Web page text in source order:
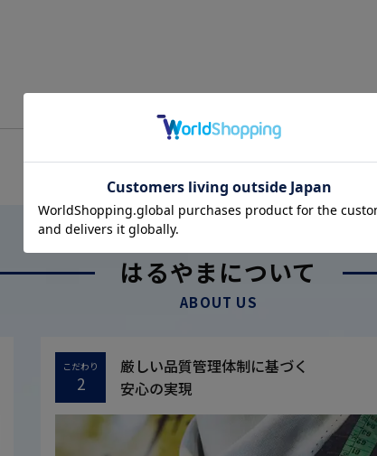
OFFICIAL SNS
はるやまについて
ABOUT US
こだわり
2
厳しい品質管理体制に基づく
安心の実現